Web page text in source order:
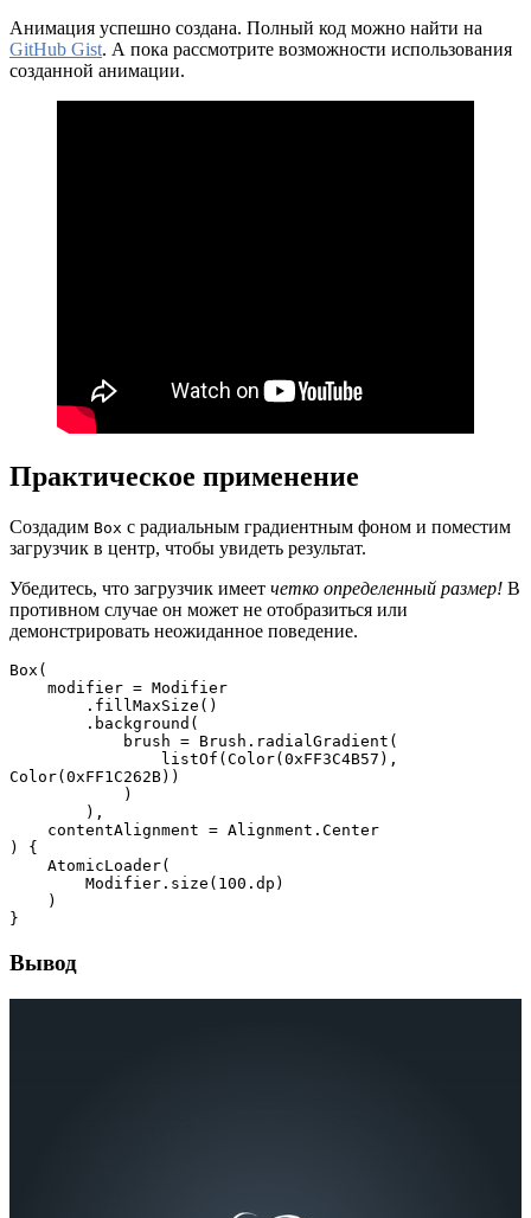
Анимация успешно создана. Полный код можно найти на
GitHub Gist. А пока рассмотрите возможности использования
созданной анимации.
Практическое применение
Создадим Box с радиальным градиентным фоном и поместим
загрузчик в центр, чтобы увидеть результат.
Убедитесь, что загрузчик имеет четко определенный размер! В
противном случае он может не отобразиться или
демонстрировать неожиданное поведение.
Box(
    modifier = Modifier
        .fillMaxSize()
        .background(
            brush = Brush.radialGradient(
Color(0xFF1C262B))
            )
        ),
    contentAlignment = Alignment.Center
) {
    AtomicLoader(
        Modifier.size(100.dp)
    )
}
Вывод